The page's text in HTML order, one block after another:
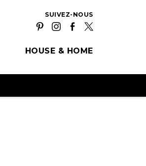
SUIVEZ-NOUS
HOUSE & HOME